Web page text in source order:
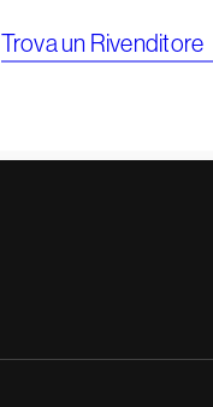
Trova un Rivenditore